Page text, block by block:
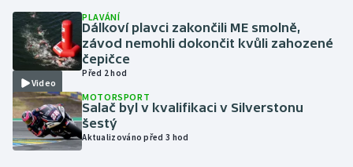
Moderní pětiboj
Motorsport
Olympijské hry
Parasport
Video
PLAVÁNÍ
Dálkoví plavci zakončili ME smolně,
závod nemohli dokončit kvůli zahozené
čepičce
Před 2 hod
MOTORSPORT
Salač byl v kvalifikaci v Silverstonu
šestý
Aktualizováno před 3 hod